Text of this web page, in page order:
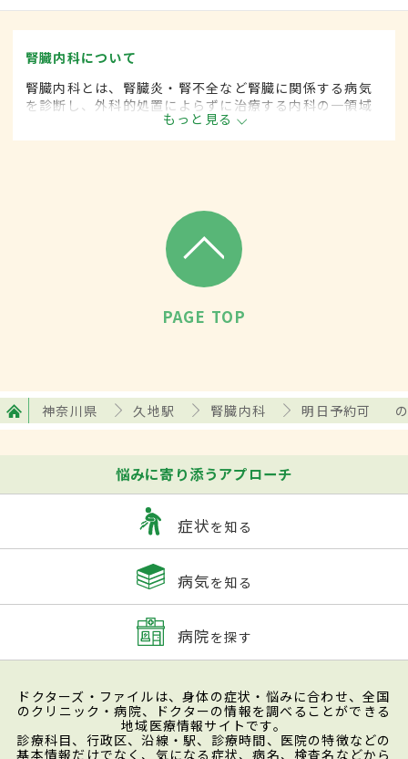
腎臓内科について
腎臓内科とは、腎臓炎・腎不全など腎臓に関係する病気
を診断し、外科的処置によらずに治療する内科の一領域
もっと見る
PAGE TOP
神奈川県 久地駅 腎臓内科 明日予約可
悩みに寄り添うアプローチ
症状を知る
病気を知る
病院を探す
ドクターズ・ファイルは、身体の症状・悩みに合わせ、全国
のクリニック・病院、ドクターの情報を調べることができる
地域医療情報サイトです。
診療科目、行政区、沿線・駅、診療時間、医院の特徴などの
基本情報だけでなく、気になる症状、病名、検査名などから